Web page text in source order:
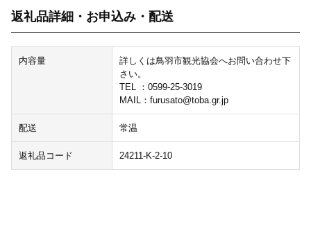
返礼品詳細・お申込み・配送
内容量
詳しくは鳥羽市観光協会へお問い合わせ下
さい。
TEL ：0599-25-3019
MAIL：furusato@toba.gr.jp
配送 常温
返礼品コード 24211-K-2-10